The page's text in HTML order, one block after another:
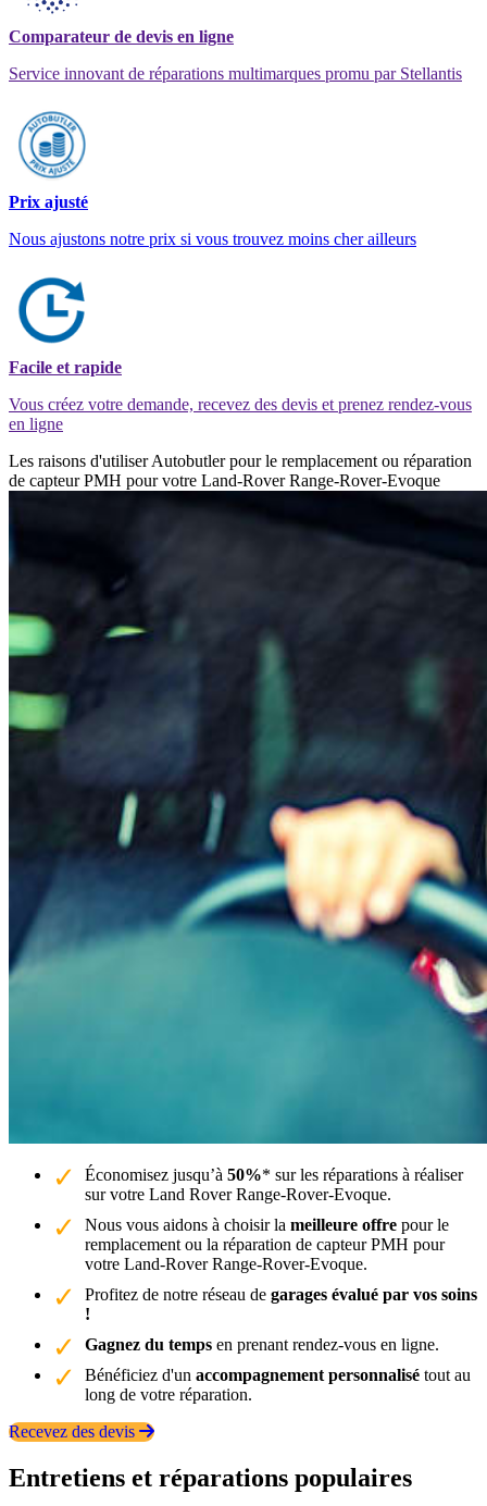
Comparateur de devis en ligne
Service innovant de réparations multimarques promu par Stellantis
Prix ajusté
Nous ajustons notre prix si vous trouvez moins cher ailleurs
Facile et rapide
Vous créez votre demande, recevez des devis et prenez rendez-vous
en ligne
Les raisons d'utiliser Autobutler pour le remplacement ou réparation
de capteur PMH pour votre Land-Rover Range-Rover-Evoque
Économisez jusqu’à 50%* sur les réparations à réaliser
sur votre Land Rover Range-Rover-Evoque.
Nous vous aidons à choisir la meilleure offre pour le
remplacement ou la réparation de capteur PMH pour
votre Land-Rover Range-Rover-Evoque.
Profitez de notre réseau de garages évalué par vos soins
!
Gagnez du temps en prenant rendez-vous en ligne.
Bénéficiez d'un accompagnement personnalisé tout au
long de votre réparation.
Recevez des devis
Entretiens et réparations populaires